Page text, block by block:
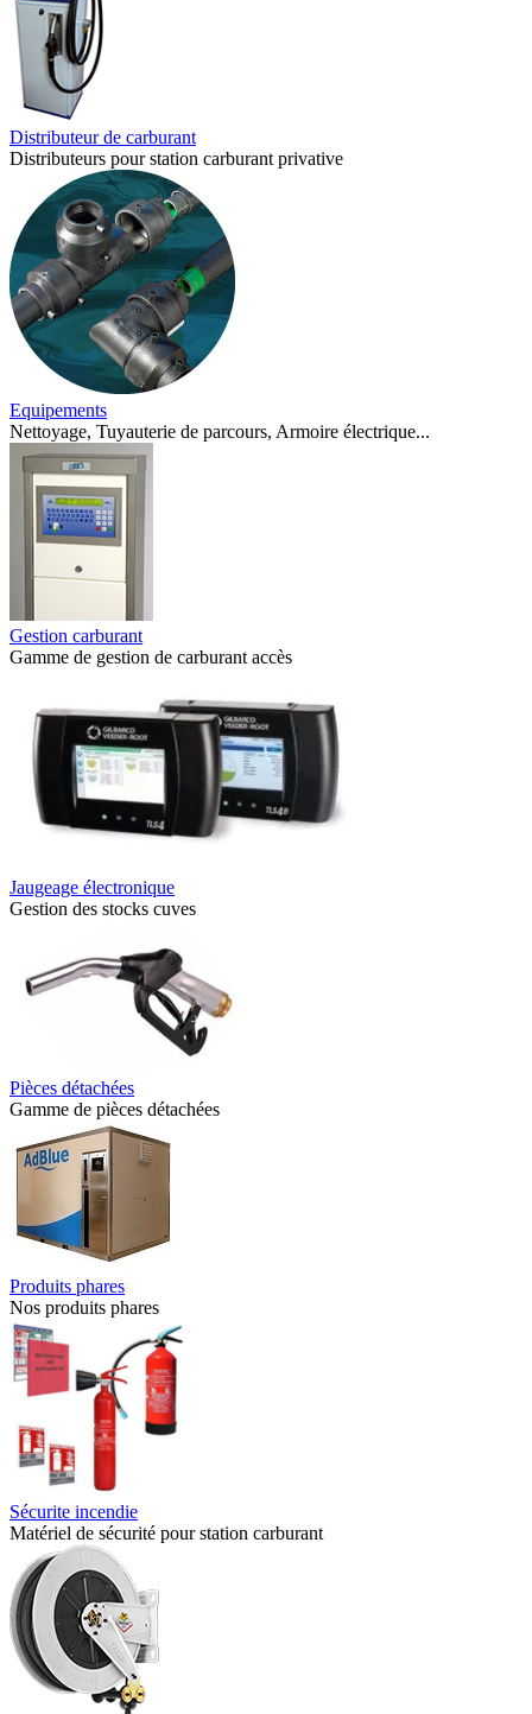
Distributeur de carburant
Distributeurs pour station carburant privative
Equipements
Nettoyage, Tuyauterie de parcours, Armoire électrique...
Gestion carburant
Gamme de gestion de carburant accès
Jaugeage électronique
Gestion des stocks cuves
Pièces détachées
Gamme de pièces détachées
Produits phares
Nos produits phares
Sécurite incendie
Matériel de sécurité pour station carburant